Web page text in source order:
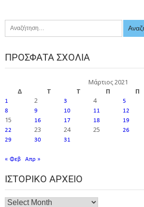
ΠΡΌΣΦΑΤΑ ΣΧΌΛΙΑ
Μάρτιος 2021
Δ
Τ Τ Π Π
1 2 3 4 5
8 9 10 11 12
15
16 17 18 19
22 23 24 25 26
29 30 31
« Φεβ Απρ »
ΙΣΤΟΡΙΚΌ ΑΡΧΕΊΟ